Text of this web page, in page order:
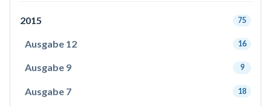
2015 75
Ausgabe 12 16
Ausgabe 9 9
Ausgabe 7 18